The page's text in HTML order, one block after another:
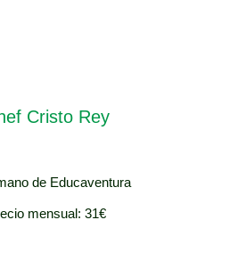
Cristo Rey
de Educaventura
mensual: 31€